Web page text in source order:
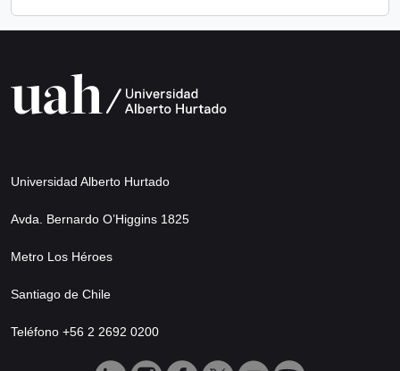
Universidad Alberto Hurtado
Avda. Bernardo O’Higgins 1825
Metro Los Héroes
Santiago de Chile
Teléfono +56 2 2692 0200